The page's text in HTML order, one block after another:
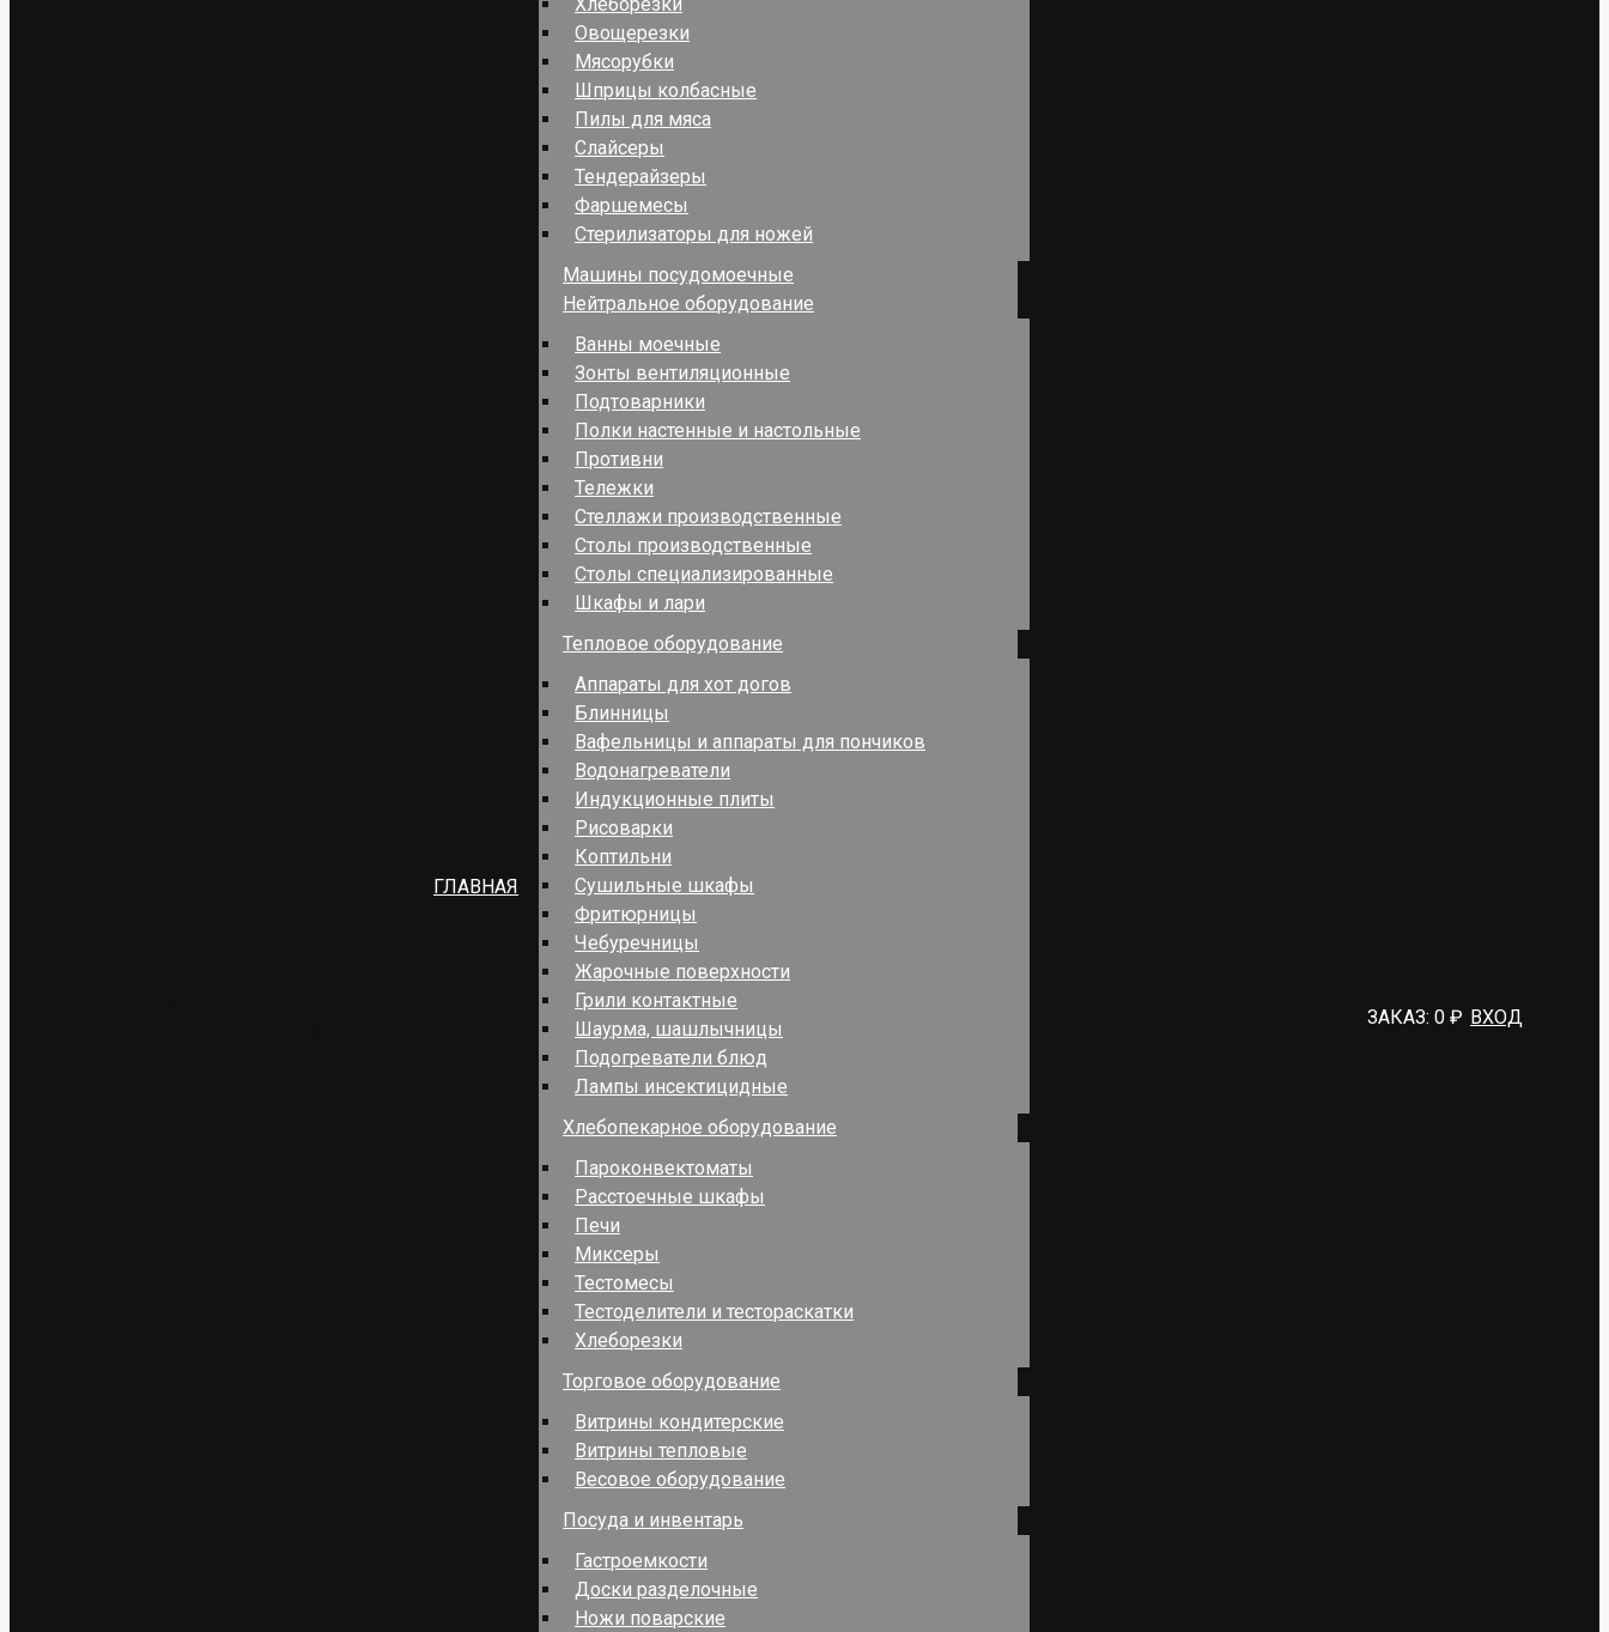
ГЛАВНАЯ
Овощерезки
Мясорубки
Шприцы колбасные
Пилы для мяса
Слайсеры
Тендерайзеры
Фаршемесы
Стерилизаторы для ножей
Машины посудомоечные
Нейтральное оборудование
Ванны моечные
Зонты вентиляционные
Подтоварники
Полки настенные и настольные
Противни
Тележки
Стеллажи производственные
Столы производственные
Столы специализированные
Шкафы и лари
Тепловое оборудование
Аппараты для хот догов
Блинницы
Вафельницы и аппараты для пончиков
Водонагреватели
Индукционные плиты
Рисоварки
Коптильни
Сушильные шкафы
Фритюрницы
Чебуречницы
Жарочные поверхности
Грили контактные
Шаурма, шашлычницы
Подогреватели блюд
Лампы инсектицидные
Хлебопекарное оборудование
Пароконвектоматы
Расстоечные шкафы
Печи
Миксеры
Тестомесы
Тестоделители и тестораскатки
Хлеборезки
Торговое оборудование
Витрины кондитерские
Витрины тепловые
Весовое оборудование
Посуда и инвентарь
Гастроемкости
Доски разделочные
Ножи поварские
ЗАКАЗ:0₽ ВХОД